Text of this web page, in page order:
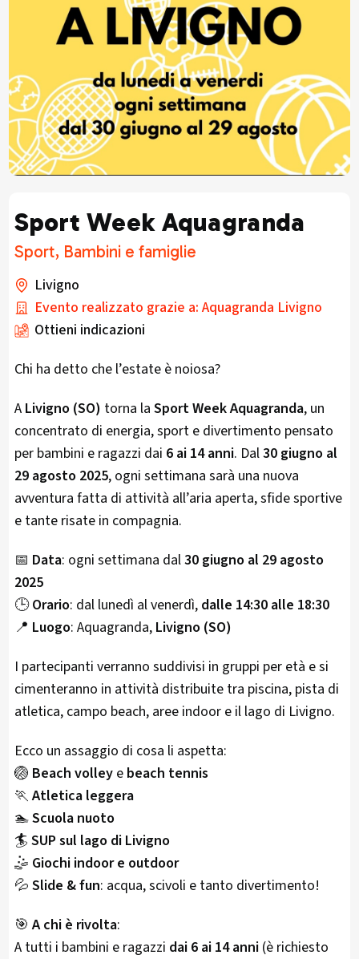
Sport Week Aquagranda
Sport, Bambini e famiglie
Livigno
Evento realizzato grazie a: Aquagranda Livigno
Ottieni indicazioni
Chi ha detto che l’estate è noiosa?
A Livigno (SO) torna la Sport Week Aquagranda, un
concentrato di energia, sport e divertimento pensato
per bambini e ragazzi dai 6 ai 14 anni. Dal30 giugno al
29 agosto 2025, ogni settimana sarà una nuova
avventura fatta di attività all’aria aperta, sfide sportive
e tante risate in compagnia.
📅 Data: ogni settimana dal30 giugno al 29 agosto
2025
🕒Orario: dal lunedì al venerdì, dalle 14:30 alle 18:30
📍 Luogo: Aquagranda, Livigno (SO)
I partecipanti verranno suddivisi in gruppi per età e si
cimenteranno in attività distribuite tra piscina, pista di
atletica, campo beach, aree indoor e il lago di Livigno.
Ecco un assaggio di cosa li aspetta:
🏐 Beach volleye beach tennis
🏃Atletica leggera
🏊Scuola nuoto
🏄 SUP sul lago di Livigno
🤹 Giochi indoor e outdoor
💦 Slide & fun: acqua, scivoli e tanto divertimento!
🎯A chi è rivolta:
A tutti i bambini e ragazzi dai 6 ai 14 anni(è richiesto